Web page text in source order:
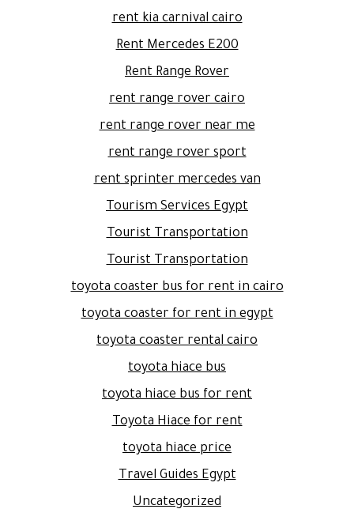
rent kia carnival cairo
Rent Mercedes E200
Rent Range Rover
rent range rover cairo
rent range rover near me
rent range rover sport
rent sprinter mercedes van
Tourism Services Egypt
Tourist Transportation
Tourist Transportation
toyota coaster bus for rent in cairo
toyota coaster for rent in egypt
toyota coaster rental cairo
toyota hiace bus
toyota hiace bus for rent
Toyota Hiace for rent
toyota hiace price
Travel Guides Egypt
Uncategorized